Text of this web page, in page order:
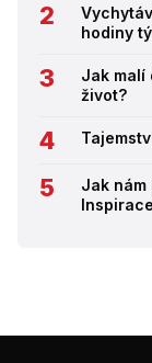
hodiny
Jak malí
život?
Jak nám